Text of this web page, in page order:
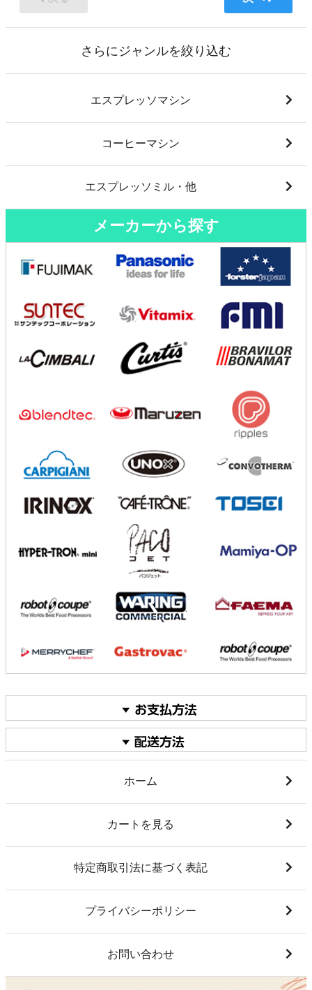
さらにジャンルを絞り込む
エスプレッソマシン
コーヒーマシン
エスプレッソミル・他
メーカーから探す
ホーム
カートを見る
特定商取引法に基づく表記
プライバシーポリシー
お問い合わせ